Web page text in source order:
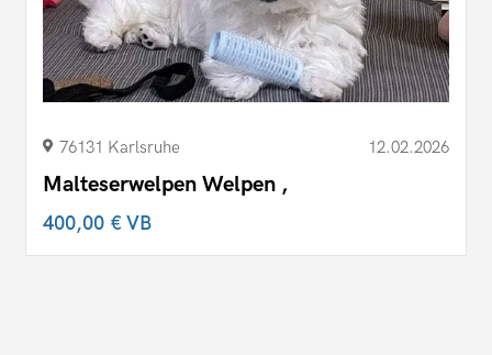
76131 Karlsruhe 12.02.2026
Malteserwelpen Welpen ,
400,00 €VB